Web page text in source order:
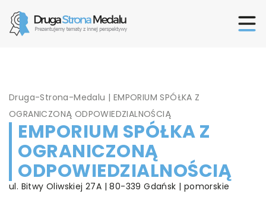
Druga-Strona-Medalu | EMPORIUM SPÓŁKA Z
OGRANICZONĄ ODPOWIEDZIALNOŚCIĄ
EMPORIUM SPÓŁKA Z
OGRANICZONĄ
ODPOWIEDZIALNOŚCIĄ
ul. Bitwy Oliwskiej 27A | 80-339 Gdańsk | pomorskie